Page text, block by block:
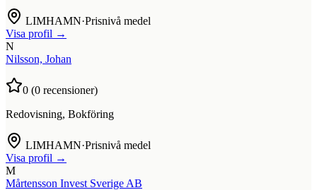
LIMHAMN·Prisnivå medel
Visa profil →
N
Nilsson, Johan
0 (0 recensioner)
Redovisning, Bokföring
LIMHAMN·Prisnivå medel
Visa profil →
M
Mårtensson Invest Sverige AB